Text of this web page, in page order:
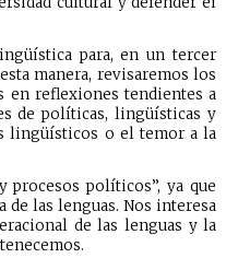
para, en un tercer
manera, revisaremos los
en reflexiones tendientes a
de políticas, lingüísticas y
lingüísticos o el temor a la
procesos políticos”, ya que
de las lenguas. Nos interesa
de las lenguas y la